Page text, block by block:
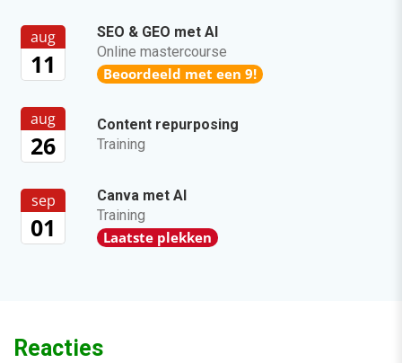
aug
11
SEO & GEO met AI
Online mastercourse
Beoordeeld met een 9!
aug
26
Content repurposing
Training
sep
01
Canva met AI
Training
Laatste plekken
Reacties